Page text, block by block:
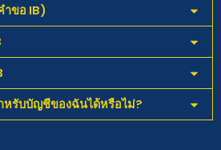
ำขอ IB)
หรับบัญชีของฉันได้หรือไม่?